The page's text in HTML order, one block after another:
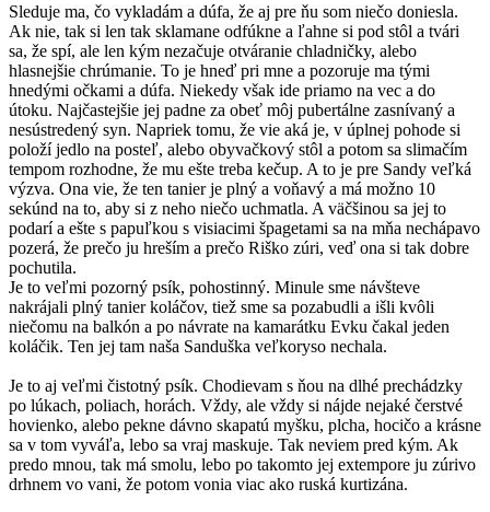
Sleduje ma, čo vykladám a dúfa, že aj pre ňu som niečo doniesla.
Ak nie, tak si len tak sklamane odfúkne a ľahne si pod stôl a tvári
sa, že spí, ale len kým nezačuje otváranie chladničky, alebo
hlasnejšie chrúmanie. To je hneď pri mne a pozoruje ma tými
hnedými očkami a dúfa. Niekedy však ide priamo na vec a do
útoku. Najčastejšie jej padne za obeť môj pubertálne zasnívaný a
nesústredený syn. Napriek tomu, že vie aká je, v úplnej pohode si
položí jedlo na posteľ, alebo obyvačkový stôl a potom sa slimačím
tempom rozhodne, že mu ešte treba kečup. A to je pre Sandy veľká
výzva. Ona vie, že ten tanier je plný a voňavý a má možno 10
sekúnd na to, aby si z neho niečo uchmatla. A väčšinou sa jej to
podarí a ešte s papuľkou s visiacimi špagetami sa na mňa nechápavo
pozerá, že prečo ju hreším a prečo Riško zúri, veď ona si tak dobre
pochutila.
Je to veľmi pozorný psík, pohostinný. Minule sme návšteve
nakrájali plný tanier koláčov, tiež sme sa pozabudli a išli kvôli
niečomu na balkón a po návrate na kamarátku Evku čakal jeden
koláčik. Ten jej tam naša Sanduška veľkoryso nechala.
Je to aj veľmi čistotný psík. Chodievam s ňou na dlhé prechádzky
po lúkach, poliach, horách. Vždy, ale vždy si nájde nejaké čerstvé
hovienko, alebo pekne dávno skapatú myšku, plcha, hocičo a krásne
sa v tom vyváľa, lebo sa vraj maskuje. Tak neviem pred kým. Ak
predo mnou, tak má smolu, lebo po takomto jej extempore ju zúrivo
drhnem vo vani, že potom vonia viac ako ruská kurtizána.